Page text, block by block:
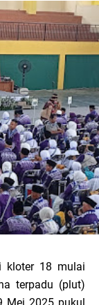
kloter 18 mulai
terpadu (plut)
Mei 2025 pukul